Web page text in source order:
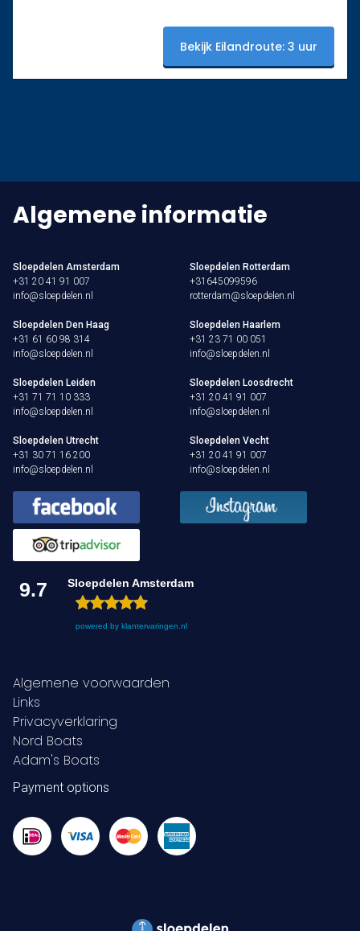
Bekijk Eilandroute: 3 uur
Algemene informatie
Sloepdelen Amsterdam
+31 20 41 91 007
info@sloepdelen.nl
Sloepdelen Rotterdam
+31645099596
rotterdam@sloepdelen.nl
Sloepdelen Den Haag
+31 61 60 98 314
info@sloepdelen.nl
Sloepdelen Haarlem
+31 23 71 00 051
info@sloepdelen.nl
Sloepdelen Leiden
+31 71 71 10 333
info@sloepdelen.nl
Sloepdelen Loosdrecht
+31 20 41 91 007
info@sloepdelen.nl
Sloepdelen Utrecht
+31 30 71 16 200
info@sloepdelen.nl
Sloepdelen Vecht
+31 20 41 91 007
info@sloepdelen.nl
9.7 Sloepdelen Amsterdam
powered by klantervaringen.nl
Algemene voorwaarden
Links
Privacyverklaring
Nord Boats
Adam's Boats
Payment options